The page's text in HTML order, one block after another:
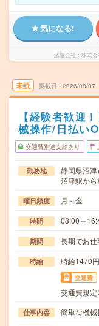
気になる!
派遣会社 株式
未読 掲載日 2026/08/07
【経験者歓迎
械操作/日払い
交通費別途支給あり
勤務地
静岡県沼津
沼津駅か
曜日頻度 月～金
時間 08:00～
期間 長期でお仕
時給 時給1470円
交通費
交通費規
仕事内容 簡単な機械